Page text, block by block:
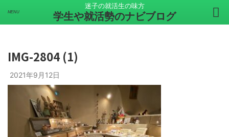
迷子の就活生の味方
学生や就活勢のナビブログ
IMG-2804 (1)
2021年9月12日